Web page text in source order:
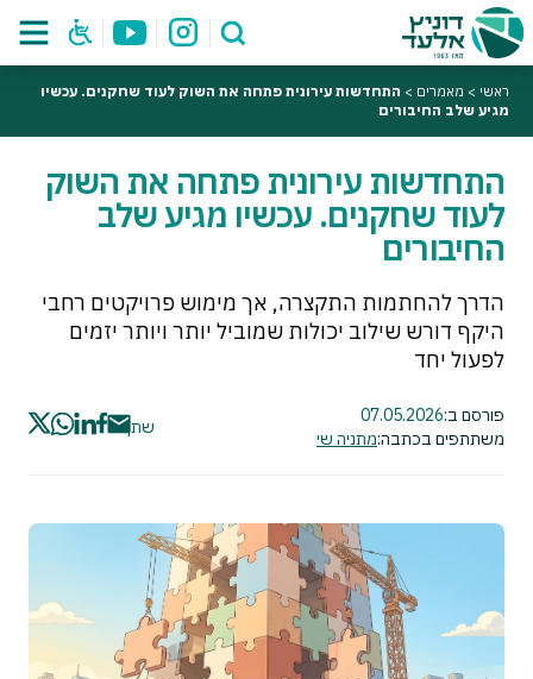
ראשי > מאמרים > התחדשות עירונית פתחה את השוק לעוד שחקנים. עכשיו
מגיע שלב החיבורים
התחדשות עירונית פתחה את השוק
לעוד שחקנים. עכשיו מגיע שלב
החיבורים
הדרך להחתמות התקצרה, אך מימוש פרויקטים רחבי
היקף דורש שילוב יכולות שמוביל יותר ויותר יזמים
לפעול יחד
פורסם ב:07.05.2026
משתתפים בכתבה:מתניה שי
שתף